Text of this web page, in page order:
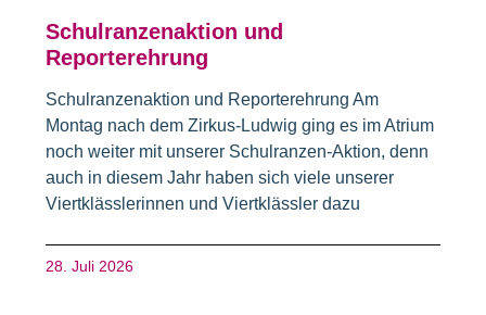
Schulranzenaktion und
Reporterehrung
Schulranzenaktion und Reporterehrung Am
Montag nach dem Zirkus-Ludwig ging es im Atrium
noch weiter mit unserer Schulranzen-Aktion, denn
auch in diesem Jahr haben sich viele unserer
Viertklässlerinnen und Viertklässler dazu
28. Juli 2026